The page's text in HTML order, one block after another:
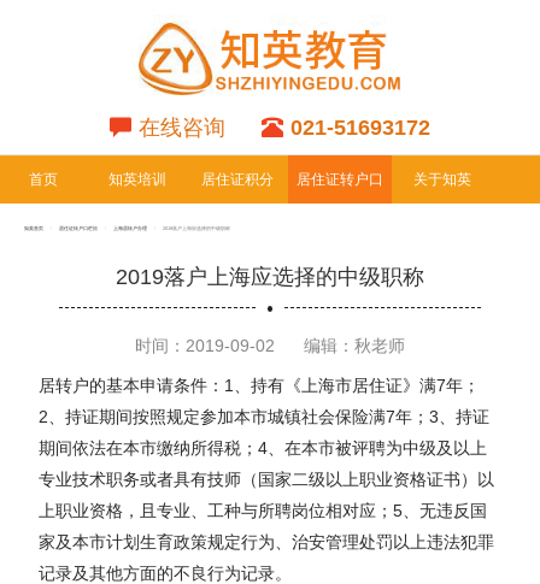
在线咨询 021-51693172
首页 知英培训 居住证积分
专栏
居住证转户口 关于知英
知英首页 居住证转户口栏目 上海居转户办理 2019落户上海应选择的中级职称
2019落户上海应选择的中级职称
时间：2019-09-02 编辑：秋老师
居转户的基本申请条件：1、持有《上海市居住证》满7年；
2、持证期间按照规定参加本市城镇社会保险满7年；3、持证
期间依法在本市缴纳所得税；4、在本市被评聘为中级及以上
专业技术职务或者具有技师（国家二级以上职业资格证书）以
上职业资格，且专业、工种与所聘岗位相对应；5、无违反国
家及本市计划生育政策规定行为、治安管理处罚以上违法犯罪
记录及其他方面的不良行为记录。